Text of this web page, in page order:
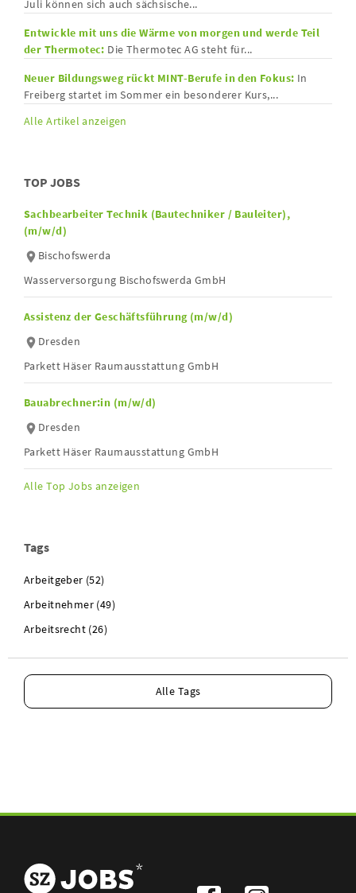
Juli können sich auch sächsische...
Entwickle mit uns die Wärme von morgen und werde Teil
der Thermotec: Die Thermotec AG steht für...
Neuer Bildungsweg rückt MINT-Berufe in den Fokus: In
Freiberg startet im Sommer ein besonderer Kurs,...
Alle Artikel anzeigen
TOP JOBS
Sachbearbeiter Technik (Bautechniker / Bauleiter),
(m/w/d)
Bischofswerda
Wasserversorgung Bischofswerda GmbH
Assistenz der Geschäftsführung (m/w/d)
Dresden
Parkett Häser Raumausstattung GmbH
Bauabrechner:in (m/w/d)
Dresden
Parkett Häser Raumausstattung GmbH
Alle Top Jobs anzeigen
Tags
Arbeitgeber (52)
Arbeitnehmer (49)
Arbeitsrecht (26)
Alle Tags